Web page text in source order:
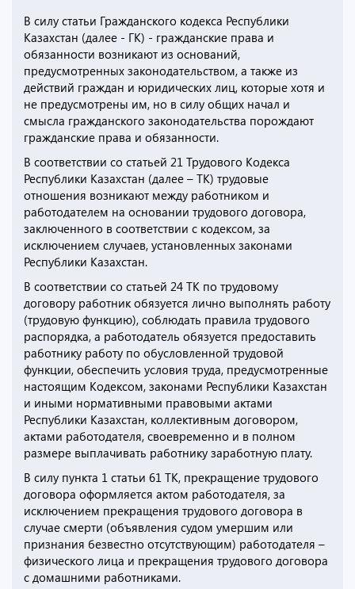
В силу статьи Гражданского кодекса Республики
Казахстан (далее - ГК) - гражданские права и
обязанности возникают из оснований,
предусмотренных законодательством, а также из
действий граждан и юридических лиц, которые хотя и
не предусмотрены им, но в силу общих начал и
смысла гражданского законодательства порождают
гражданские права и обязанности.
В соответствии со статьей 21 Трудового Кодекса
Республики Казахстан (далее – ТК) трудовые
отношения возникают между работником и
работодателем на основании трудового договора,
заключенного в соответствии с кодексом, за
исключением случаев, установленных законами
Республики Казахстан.
В соответствии со статьей 24 ТК по трудовому
договору работник обязуется лично выполнять работу
(трудовую функцию), соблюдать правила трудового
распорядка, а работодатель обязуется предоставить
работнику работу по обусловленной трудовой
функции, обеспечить условия труда, предусмотренные
настоящим Кодексом, законами Республики Казахстан
и иными нормативными правовыми актами
Республики Казахстан, коллективным договором,
актами работодателя, своевременно и в полном
размере выплачивать работнику заработную плату.
В силу пункта 1 статьи 61 ТК, прекращение трудового
договора оформляется актом работодателя, за
исключением прекращения трудового договора в
случае смерти (объявления судом умершим или
признания безвестно отсутствующим) работодателя –
физического лица и прекращения трудового договора
с домашними работниками.